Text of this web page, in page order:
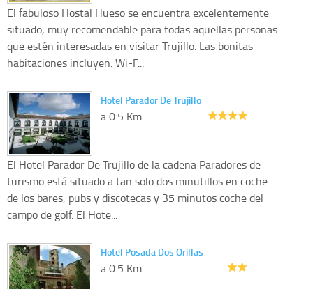
El fabuloso Hostal Hueso se encuentra excelentemente
situado, muy recomendable para todas aquellas personas
que estén interesadas en visitar Trujillo. Las bonitas
habitaciones incluyen: Wi-F...
Hotel Parador De Trujillo
a 0.5 Km
El Hotel Parador De Trujillo de la cadena Paradores de
turismo está situado a tan solo dos minutillos en coche
de los bares, pubs y discotecas y 35 minutos coche del
campo de golf. El Hote...
Hotel Posada Dos Orillas
a 0.5 Km